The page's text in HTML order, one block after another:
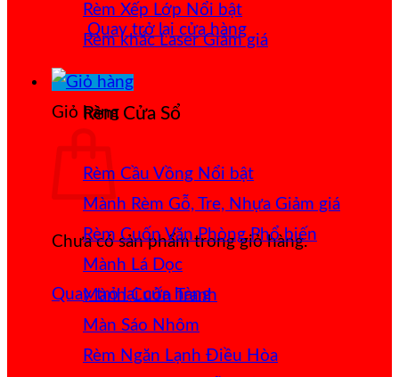
Quay trở lại cửa hàng
Giỏ hàng
Chưa có sản phẩm trong giỏ hàng.
Quay trở lại cửa hàng
Rèm Xếp Lớp
Rèm khắc Laser
Rèm Cửa Sổ
Rèm Cầu Vồng
Mành Rèm Gỗ, Tre, Nhựa
Rèm Cuốn Văn Phòng
Mành Lá Dọc
Mành Cuốn Tranh
Màn Sáo Nhôm
Rèm Ngăn Lạnh Điều Hòa